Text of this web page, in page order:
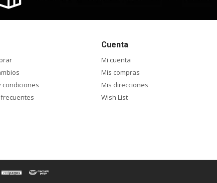
condiciones
Cuenta
Mi cuenta
Mis compras
Mis direcciones
Wish List